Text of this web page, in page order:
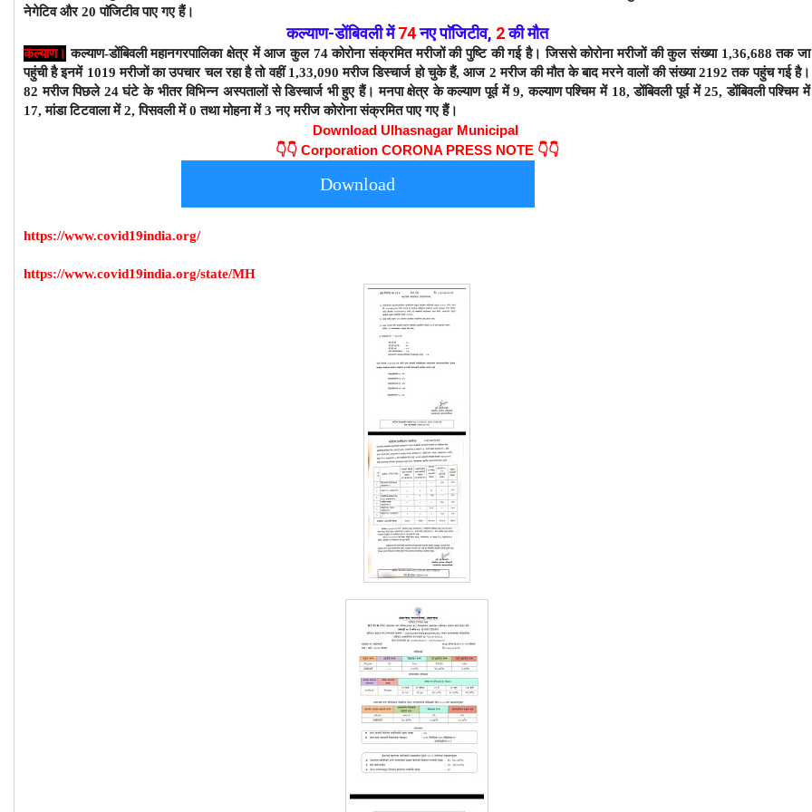
नेगेटिव और 20 पाॅजिटीव पाए गए हैं।
कल्याण-डोंबिवलीमें 74नएपाॅजिटीव, 2की मौत
कल्याण। कल्याण-डोंबिवली महानगरपालिका क्षेत्र में आज कुल 74 कोरोना संक्रमित मरीजों की पुष्टि की गई है। जिससे कोरोना मरीजों की कुल संख्या 1,36,688 तक जा
पहुंची है इनमें 1019 मरीजों का उपचार चल रहा है तो वहीं 1,33,090 मरीज डिस्चार्ज हो चुके हैं,आज 2 मरीज की मौत के बादमरने वालों की संख्या 2192 तक पहुंच गई है।
82 मरीज पिछले 24 घंटे के भीतर विभिन्न अस्पतालों से डिस्चार्ज भी हुए हैं। मनपा क्षेत्र के कल्याण पूर्व में 9, कल्याण पश्चिम में 18, डोंबिवली पूर्व में 25, डोंबिवली पश्चिम में
17, मांडा टिटवाला में 2, पिसवली में 0 तथा मोहना में 3 नए मरीज कोरोना संक्रमित पाए गए हैं।
Download Ulhasnagar Municipal
👇👇 Corporation CORONA PRESS NOTE 👇👇
Download
https://www.covid19india.org/
https://www.covid19india.org/state/MH